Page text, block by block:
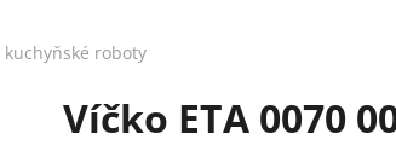
roboty
Víčko ETA 0070